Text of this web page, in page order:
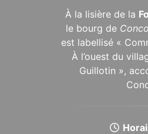
À la lisière de la
le bourg de
est labellisé «
À l’ouest du
Guillotin »,